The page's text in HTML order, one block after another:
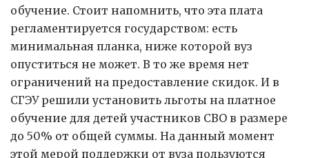
обучение. Стоит напомнить, что эта плата
регламентируется государством: есть
минимальная планка, ниже которой вуз
опуститься не может. В то же время нет
ограничений на предоставление скидок. И в
СГЭУ решили установить льготы на платное
обучение для детей участников СВО в размере
до 50% от общей суммы. На данный момент
этой мерой поддержки от вуза пользуются